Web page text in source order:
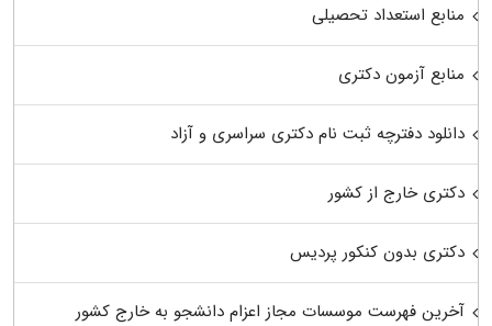
منابع استعداد تحصیلی
منابع آزمون دکتری
دانلود دفترچه ثبت نام دکتری سراسری و آزاد
دکتری خارج از کشور
دکتری بدون کنکور پردیس
آخرین فهرست موسسات مجاز اعزام دانشجو به خارج کشور